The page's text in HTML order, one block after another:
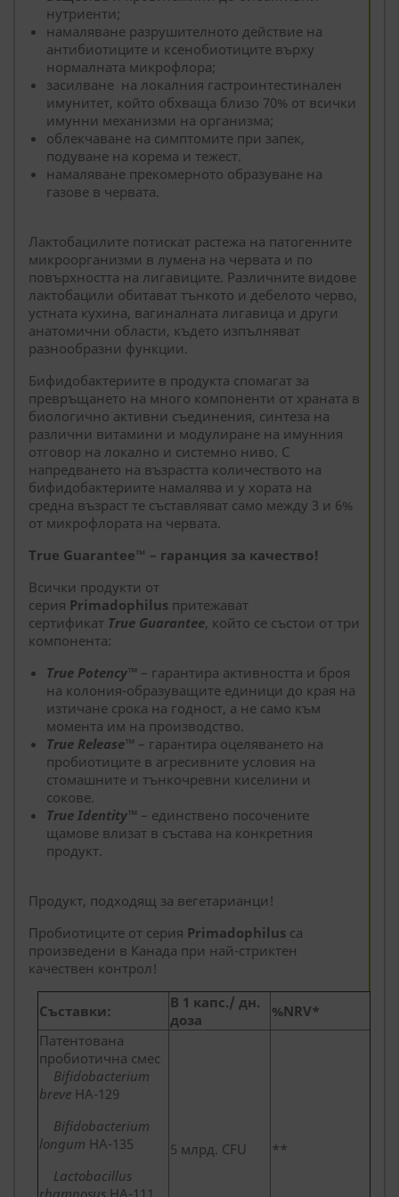
нутриенти;
намаляване разрушителното действие на
антибиотиците и ксенобиотиците върху
нормалната микрофлора;
засилване на локалния гастроинтестинален
имунитет, който обхваща близо 70% от всички
имунни механизми на организма;
облекчаване на симптомите при запек,
подуване на корема и тежест.
намаляване прекомерното образуване на
газове в червата.
Лактобацилите потискат растежа на патогенните
микроорганизми в лумена на червата и по
повърхността на лигавиците. Различните видове
лактобацили обитават тънкото и дебелото черво,
устната кухина, вагиналната лигавица и други
анатомични области, където изпълняват
разнообразни функции.
Бифидобактериите в продукта спомагат за
превръщането на много компоненти от храната в
биологично активни съединения, синтеза на
различни витамини и модулиране на имунния
отговор на локално и системно ниво. С
напредването на възрастта количеството на
бифидобактериите намалява и у хората на
средна възраст те съставляват само между 3 и 6%
от микрофлората на червата.
True Guarantee™ – гаранция за качество!
Всички продукти от
серия Primadophilus притежават
сертификат True Guarantee, който се състои от три
компонента:
True Potency™ – гарантира активността и броя
на колония-образуващите единици до края на
изтичане срока на годност, а не само към
момента им на производство.
True Release™ – гарантира оцеляването на
пробиотиците в агресивните условия на
стомашните и тънкочревни киселини и
сокове.
True Identity™ – единствено посочените
щамове влизат в състава на конкретния
продукт.
Продукт, подходящ за вегетарианци!
Пробиотиците от серия Primadophilus са
произведени в Канада при най-стриктен
качествен контрол!
Съставки:
В 1 капс./ дн.
доза
%NRV*
Патентована
пробиотична смес
Bifidobacterium
breve HA-129
Bifidobacterium
longum HA-135
Lactobacillus
rhamnosus HA-111
5 млрд. CFU **